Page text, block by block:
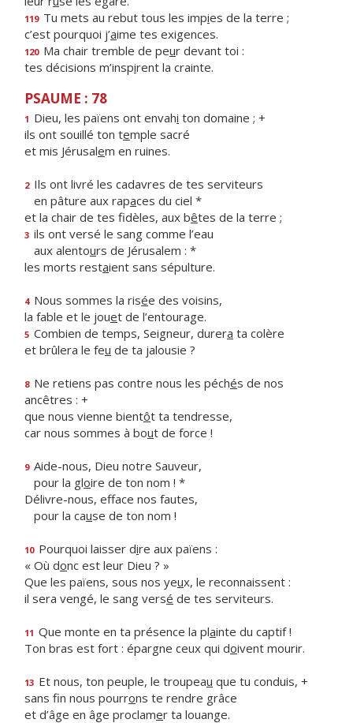
119 Tu mets au rebut tous les impies de la terre ;
c’est pourquoi j’aime tes exigences.
120 Ma chair tremble de peur devant toi :
tes décisions m’inspirent la crainte.
PSAUME : 78
1 Dieu, les païens ont envahi ton domaine ; +
ils ont souillé ton temple sacré
et mis Jérusalem en ruines.
2 Ils ont livré les cadavres de tes serviteurs
en pâture aux rapaces du ciel *
et la chair de tes fidèles, aux bêtes de la terre ;
3 ils ont versé le sang comme l’eau
aux alentours de Jérusalem : *
les morts restaient sans sépulture.
4 Nous sommes la risée des voisins,
la fable et le jouet de l’entourage.
5 Combien de temps, Seigneur, durera ta colère
et brûlera le feu de ta jalousie ?
8 Ne retiens pas contre nous les péchés de nos
ancêtres : +
que nous vienne bientôt ta tendresse,
car nous sommes à bout de force !
9 Aide-nous, Dieu notre Sauveur,
pour la gloire de ton nom ! *
Délivre-nous, efface nos fautes,
pour la cause de ton nom !
10 Pourquoi laisser dire aux païens :
« Où donc est leur Dieu ? »
Que les païens, sous nos yeux, le reconnaissent :
il sera vengé, le sang versé de tes serviteurs.
11 Que monte en ta présence la plainte du captif !
Ton bras est fort : épargne ceux qui doivent mourir.
13 Et nous, ton peuple, le troupeau que tu conduis, +
sans fin nous pourrons te rendre grâce
et d’âge en âge proclamer ta louange.